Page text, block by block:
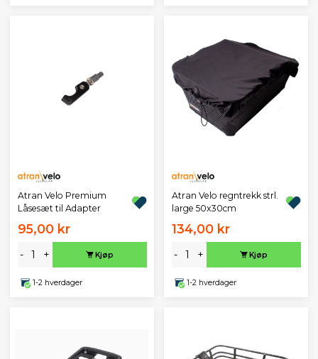
Atran Velo Premium
Låsesæt til Adapter
95,00 kr
- + Kjøp
1-2 hverdager
Atran Velo regntrekk strl.
large 50x30cm
134,00 kr
- + Kjøp
1-2 hverdager